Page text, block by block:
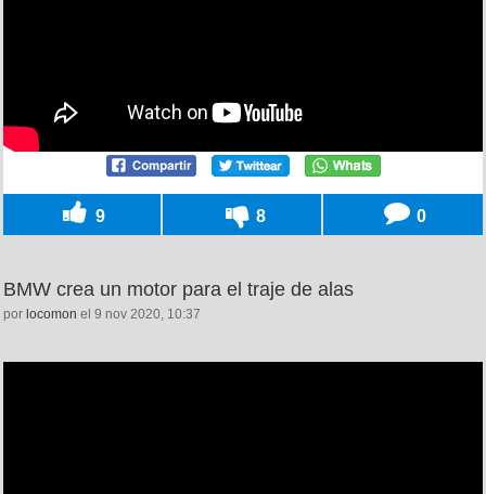
9 8 0
BMW crea un motor para el traje de alas
por locomon el 9 nov 2020, 10:37